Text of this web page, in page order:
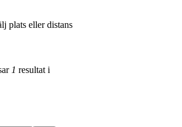
plats eller distans
1 resultat i